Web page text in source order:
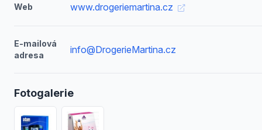
Web www.drogeriemartina.cz
E-mailová
adresa
info@DrogerieMartina.cz
Fotogalerie